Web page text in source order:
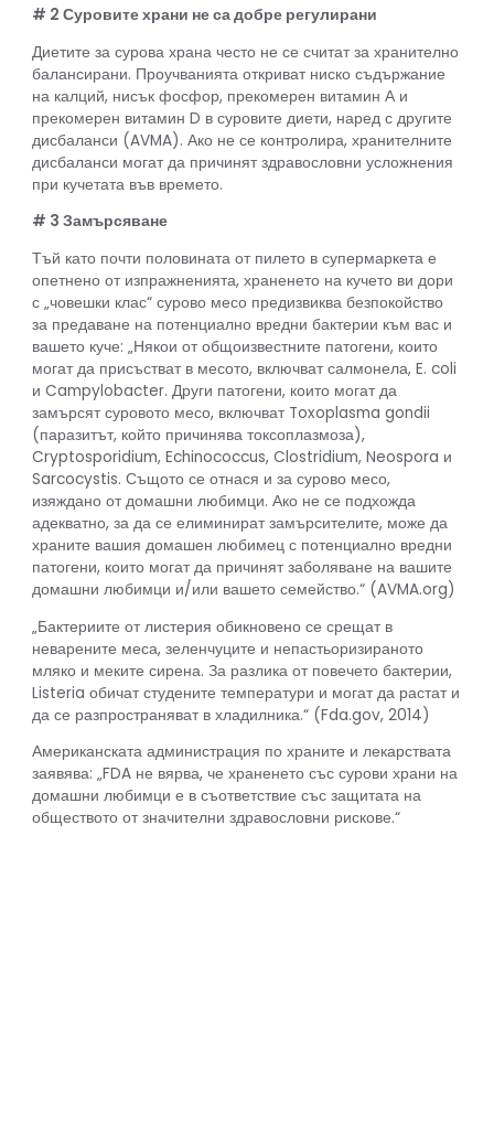
# 2 Суровите храни не са добре регулирани
Диетите за сурова храна често не се считат за хранително
балансирани. Проучванията откриват ниско съдържание
на калций, нисък фосфор, прекомерен витамин А и
прекомерен витамин D в суровите диети, наред с другите
дисбаланси (AVMA). Ако не се контролира, хранителните
дисбаланси могат да причинят здравословни усложнения
при кучетата във времето.
# 3 Замърсяване
Тъй като почти половината от пилето в супермаркета е
опетнено от изпражненията, храненето на кучето ви дори
с „човешки клас“ сурово месо предизвиква безпокойство
за предаване на потенциално вредни бактерии към вас и
вашето куче: „Някои от общоизвестните патогени, които
могат да присъстват в месото, включват салмонела, E. coli
и Campylobacter. Други патогени, които могат да
замърсят суровото месо, включват Toxoplasma gondii
(паразитът, който причинява токсоплазмоза),
Cryptosporidium, Echinococcus, Clostridium, Neospora и
Sarcocystis. Същото се отнася и за сурово месо,
изяждано от домашни любимци. Ако не се подхожда
адекватно, за да се елиминират замърсителите, може да
храните вашия домашен любимец с потенциално вредни
патогени, които могат да причинят заболяване на вашите
домашни любимци и/или вашето семейство.“ (AVMA.org)
„Бактериите от листерия обикновено се срещат в
неварените меса, зеленчуците и непастьоризираното
мляко и меките сирена. За разлика от повечето бактерии,
Listeria обичат студените температури и могат да растат и
да се разпространяват в хладилника.“ (Fda.gov, 2014)
Американската администрация по храните и лекарствата
заявява: „FDA не вярва, че храненето със сурови храни на
домашни любимци е в съответствие със защитата на
обществото от значителни здравословни рискове.“